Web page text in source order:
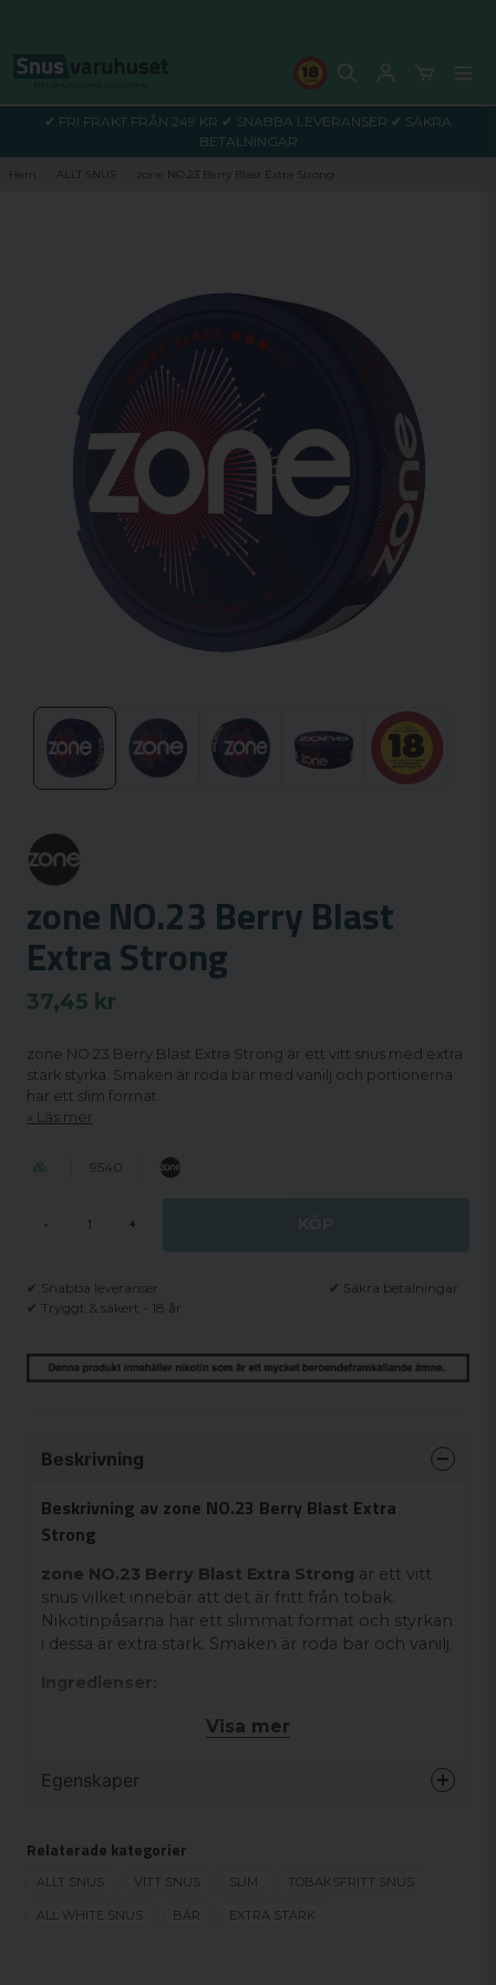
✔ FRI FRAKT FRÅN 249 KR ✔ SNABBA LEVERANSER ✔ SÄKRA
BETALNINGAR
Hem ALLT SNUS zone NO.23 Berry Blast Extra Strong
zone NO.23 Berry Blast
Extra Strong
37,45 kr
zone NO.23 Berry Blast Extra Strong är ett vitt snus med extra
stark styrka. Smaken är röda bär med vanilj och portionerna
har ett slim format.
Läs mer
9540
- +
✔ Snabba leveranser
✔ Säkra betalningar
✔ Tryggt & säkert - 18 år
Beskrivning
Beskrivning av zone NO.23 Berry Blast Extra
Strong
zone NO.23 Berry Blast Extra Strong är ett vitt
snus vilket innebär att det är fritt från tobak.
Nikotinpåsarna har ett slimmat format och styrkan
i dessa är extra stark. Smaken är röda bär och vanilj.
Ingredienser:
Växtfiber, vatten, fuktighetsbevarande medel
sötningsmedel (E950).
Visa mer
Egenskaper
Smak
Format
Slim
Styrka
Extra stark
Relaterade kategorier
ALLT SNUS VITT SNUS SLIM TOBAKSFRITT SNUS
ALL WHITE SNUS BÄR EXTRA STARK